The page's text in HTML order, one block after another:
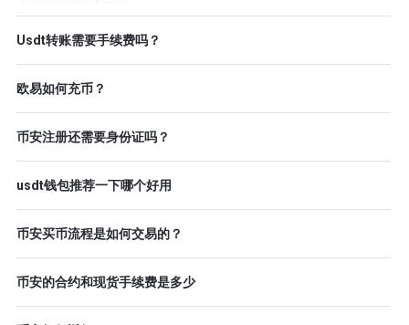
Usdt转账需要手续费吗？
欧易如何充币？
币安注册还需要身份证吗？
usdt钱包推荐一下哪个好用
币安买币流程是如何交易的？
币安的合约和现货手续费是多少